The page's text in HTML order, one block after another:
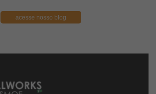
acesse nosso blog